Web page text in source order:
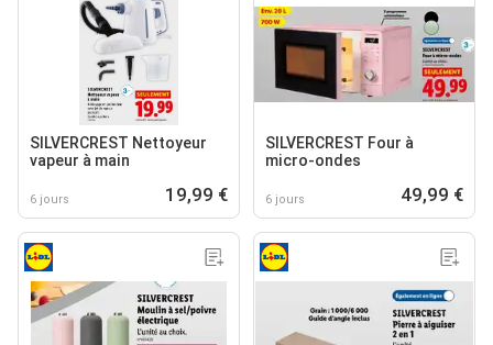
SILVERCREST Nettoyeur
vapeur à main
6 jours 19,99 €
SILVERCREST Four à
micro-ondes
6 jours 49,99 €